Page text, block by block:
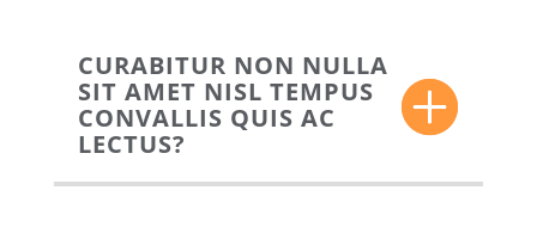
CURABITUR NON NULLA
SIT AMET NISL TEMPUS
CONVALLIS QUIS AC
LECTUS?